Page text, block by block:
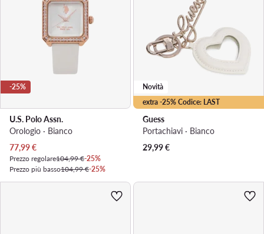
-25%
U.S. Polo Assn.
Orologio · Bianco
Prezzo attuale
77,99€
Prezzo regolare104,99 €-25%
Prezzo più basso104,99 €-25%
extra -25% Codice: LAST
Novità
Guess
Portachiavi · Bianco
29,99€